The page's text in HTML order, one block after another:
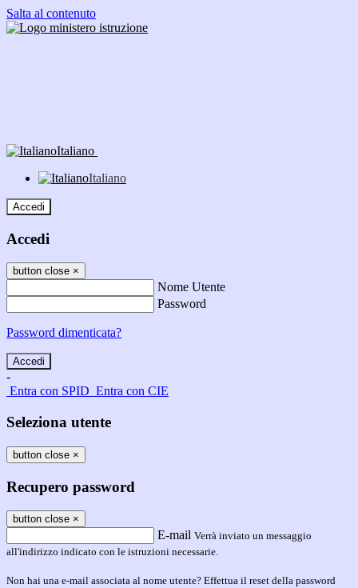
Salta al contenuto
Italiano
Italiano
Accedi
Accedi
button close ×
Nome Utente
Password
Password dimenticata?
-
Entra con SPID Entra con CIE
Seleziona utente
button close ×
Recupero password
button close ×
E-mail Verrà inviato un messaggio
all'indirizzo indicato con le istruzioni necessarie.
Non hai una e-mail associata al nome utente? Effettua il reset della password